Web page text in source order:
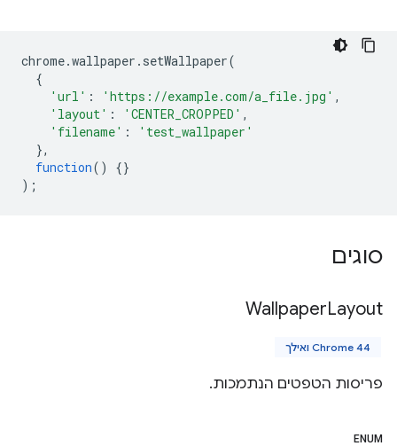
chrome.wallpaper . setWallpaper(
{
'url' : 'https://example.com/a_file.jpg' ,
'layout' : 'CENTER_CROPPED' ,
'filename' :
'test_wallpaper'
},
function()
{}
);
סוגים
WallpaperLayout
Chrome 44 ואילך
פריסות הטפטים הנתמכות.
ENUM